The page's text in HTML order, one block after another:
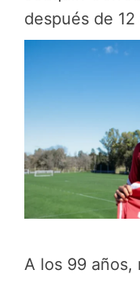
después de 12
A los 99 años,